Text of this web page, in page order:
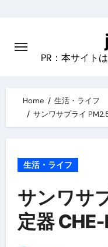
content
PR：本サイト
Home
生活・ライフ
サンワサプライ
生活・ライフ
サンワサ
定器